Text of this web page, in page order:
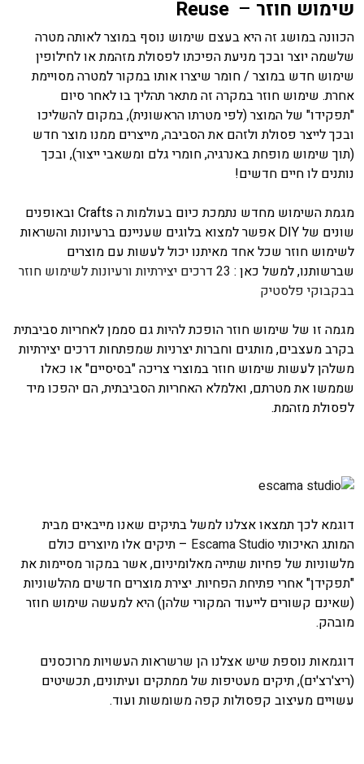
שימוש חוזר –
Reuse
הכוונה במושג זה היא בעצם שימוש נוסף במוצר לאותה מטרה
שלשמה יוצר ובכך מניעת הפיכתו לפסולת מזהמת או לחילופין
שימוש חדש במוצר / חומר שיצרו אותו במקור למטרה מסויימת
אחרת. שימוש חוזר במקרה זה מתאר תהליך בו לאחר סיום
"תפקידו" של המוצר (לפי מטרתו הראשונית), במקום להשליכו
ובכך לייצר פסולת ולזהם את הסביבה, מייצרים ממנו מוצר חדש
(תוך שימוש מופחת באנרגיה, חומרי גלם ומשאבי ייצור), ובכך
נותנים לו חיים חדשים!
מגמת השימוש מחדש נתמכת כיום בעולמות ה Crafts ובאופנים
שונים של DIY אפשר למצוא בלוגים שעניינם ברעיונות והשראות
לשימוש חוזר שכל אחד מאיתנו יכול לעשות עם מוצרים
שברשותנו, למשל כאן :
23 דרכים יצירתיות ורעיונות לשימוש חוזר
בבקבוקי פלסטיק
מגמה זו של שימוש חוזר הופכת להיות גם סממן לאחריות סביבתית
בקרב מעצבים, מותגים וחברות יצרניות שמפתחות דרכים יצירתיות
משלהן לעשות שימוש חוזר במוצרי צריכה "בסיסיים" או כאלו
שממשו את מטרתם, ואלמלא האחריות הסביבתית, הם יהפכו מיד
לפסולת מזהמת.
דוגמא לכך תמצאו אצלנו למשל בתיקים שאנו מייבאים מבית
המותג האיכותיEscama Studio – תיקים אלו מיוצרים כולם
מלשוניות של פחיות שתייה מאלומיניום, אשר במקור מסיימות את
"תפקידן" אחרי פתיחת הפחיות. יצירת מוצרים חדשים מהלשוניות
(שאינם קשורים לייעוד המקורי שלהן) היא למעשה שימוש חוזר
מובהק.
דוגמאות נוספת שיש אצלנו הן שרשראות העשויות מרוכסנים
(ריצ'רצ'ים), תיקים מעטיפות של ממתקים ועיתונים, תכשיטים
עשויים מעיצוב קפסולות קפה משומשות ועוד.